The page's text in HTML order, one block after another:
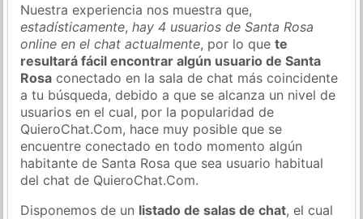
Nuestra experiencia nos muestra que,
estadísticamente,hay 4 usuarios de Santa Rosa
online en el chat actualmente, por lo quete
resultará fácil encontrar algún usuario de Santa
Rosa conectado en la sala de chat más coincidente
a tu búsqueda, debido a que se alcanza un nivel de
usuarios en el cual, por la popularidad de
QuieroChat.Com, hace muy posible que se
encuentre conectado en todo momento algún
habitante de Santa Rosa que sea usuario habitual
del chat de QuieroChat.Com.
Disponemos de un listado de salas de chat, el cual